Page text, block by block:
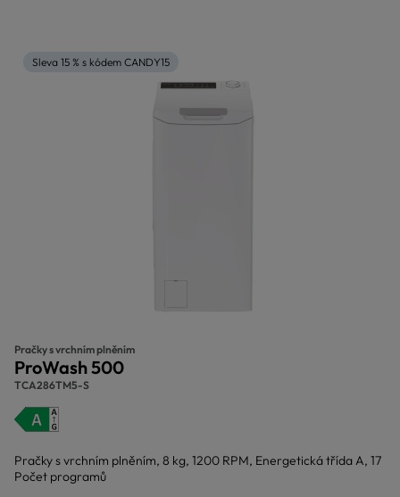
Sleva 15 % s kódem CANDY15
Pračky s vrchním plněním
ProWash 500
TCA286TM5-S
Pračky s vrchním plněním, 8 kg, 1200 RPM, Energetická třída A, 17
Počet programů